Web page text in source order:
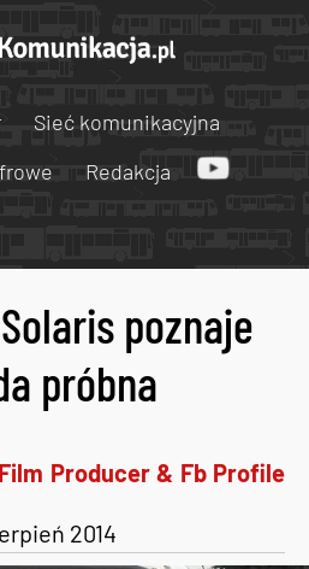
Sieć komunikacyjna
Redakcja
poznaje
próbna
Producer & Fb Profile
2014